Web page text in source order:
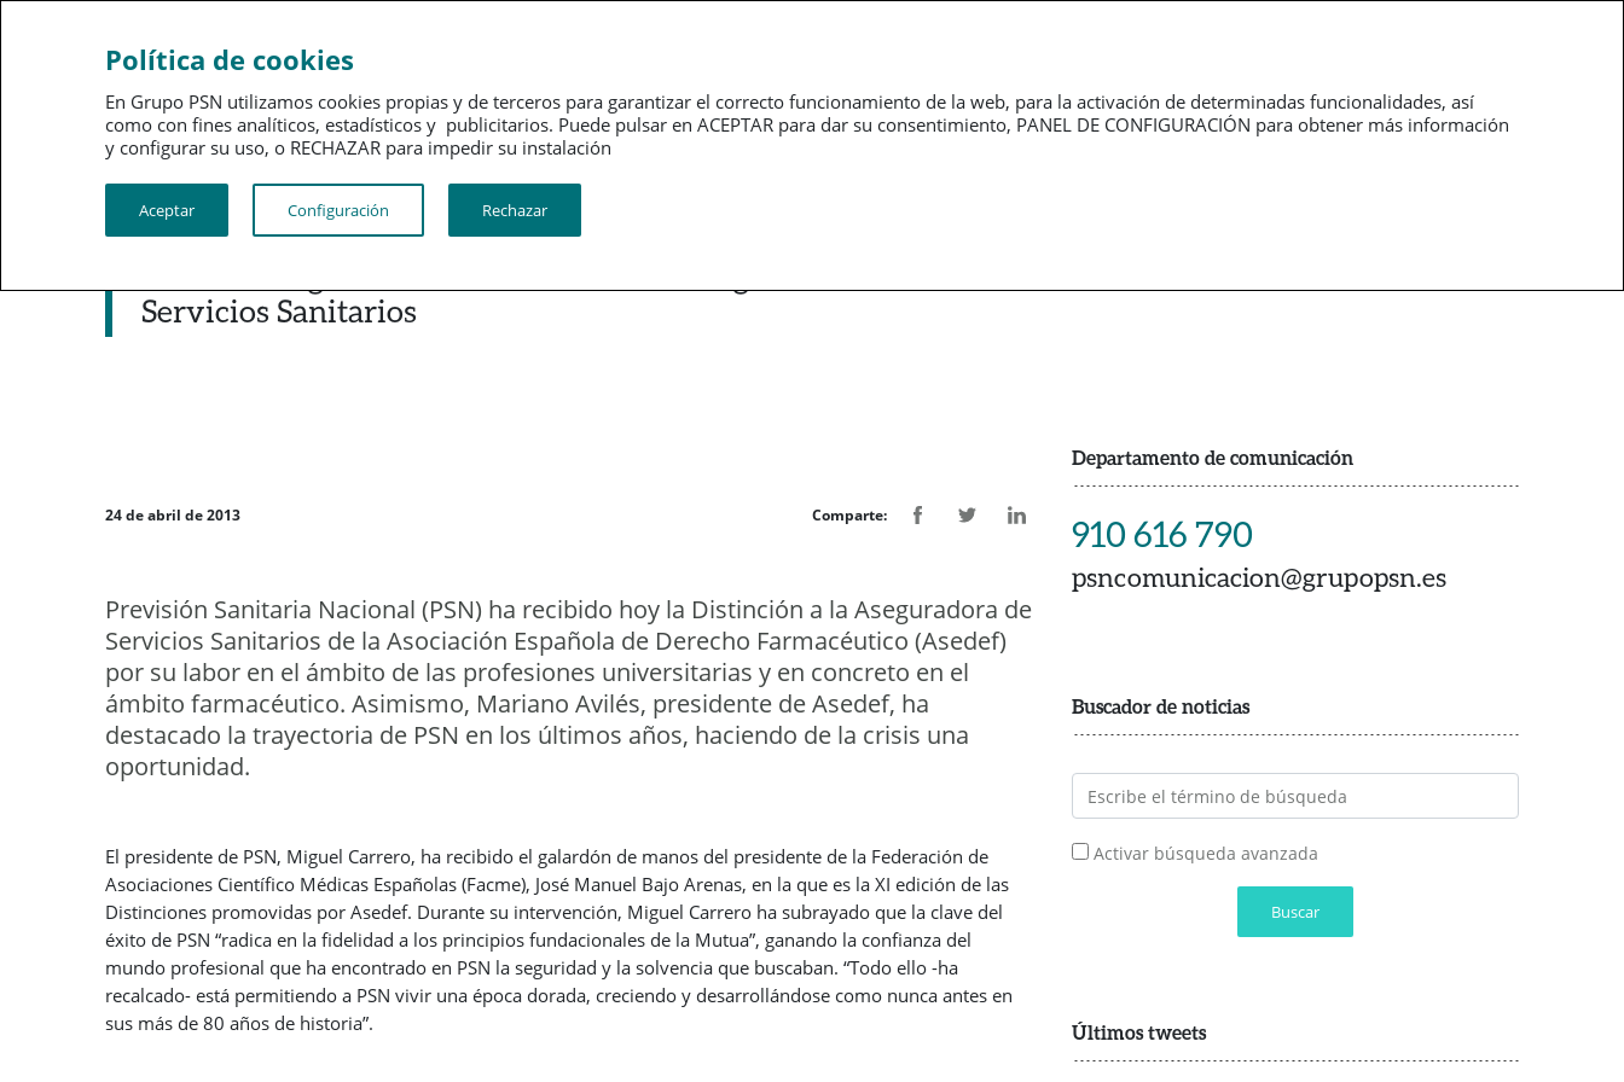
PSN
PSN al día Kit de prensa Revistas
Noticias destacadas
Servicios Sanitarios
24 de abril de 2013 Comparte:
Previsión Sanitaria Nacional (PSN) ha recibido hoy la Distinción a la Aseguradora de
Servicios Sanitarios de la Asociación Española de Derecho Farmacéutico (Asedef)
por su labor en el ámbito de las profesiones universitarias y en concreto en el
ámbito farmacéutico. Asimismo, Mariano Avilés, presidente de Asedef, ha
destacado la trayectoria de PSN en los últimos años, haciendo de la crisis una
oportunidad.
El presidente de PSN, Miguel Carrero, ha recibido el galardón de manos del presidente de la Federación de
Asociaciones Científico Médicas Españolas (Facme), José Manuel Bajo Arenas, en la que es la XI edición de las
Distinciones promovidas por Asedef. Durante su intervención, Miguel Carrero ha subrayado que la clave del
éxito de PSN “radica en la fidelidad a los principios fundacionales de la Mutua”, ganando la confianza del
mundo profesional que ha encontrado en PSN la seguridad y la solvencia que buscaban. “Todo ello -ha
recalcado- está permitiendo a PSN vivir una época dorada, creciendo y desarrollándose como nunca antes en
sus más de 80 años de historia”.
Departamento de comunicación
910 616 790
psncomunicacion@grupopsn.es
Buscador de noticias
Activar búsqueda avanzada
Buscar
Últimos tweets
Política de cookies
En Grupo PSN utilizamos cookies propias y de terceros para garantizar el correcto funcionamiento de la web, para la activación de determinadas funcionalidades, así
como con fines analíticos, estadísticos y publicitarios. Puede pulsar en ACEPTAR para dar su consentimiento, PANEL DE CONFIGURACIÓN para obtener más información
y configurar su uso, o RECHAZAR para impedir su instalación​​​​​​​
Aceptar Configuración Rechazar